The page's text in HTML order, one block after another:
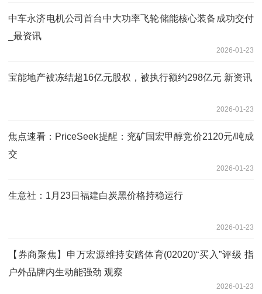
中车永济电机公司首台中大功率飞轮储能核心装备成功交付
_最资讯
2026-01-23
宝能地产被冻结超16亿元股权，被执行额约298亿元 新资讯
2026-01-23
焦点速看：PriceSeek提醒：兖矿国宏甲醇竞价2120元/吨成
交
2026-01-23
生意社：1月23日福建白炭黑价格持稳运行
2026-01-23
【券商聚焦】申万宏源维持安踏体育(02020)“买入”评级 指
户外品牌内生动能强劲 观察
2026-01-23